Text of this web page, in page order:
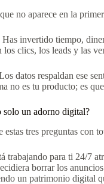
no aparece en la
invertido tiempo,
los clics, los leads y las
datos respaldan ese
no es tu producto; es
solo un adorno digital?
estas tres preguntas con
trabajando para ti 24/7
borrar los
un patrimonio digital